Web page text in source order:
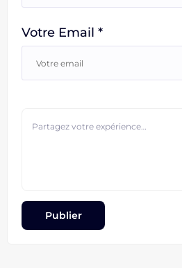
Votre Email *